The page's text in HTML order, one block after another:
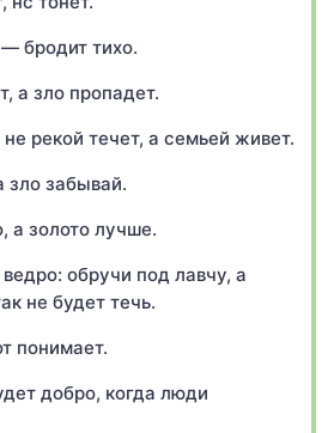
бродит тихо.
а зло пропадет.
рекой течет, а семьей живет.
зло забывай.
а золото лучше.
обручи под лавчу, а
не будет течь.
понимает.
добро, когда люди